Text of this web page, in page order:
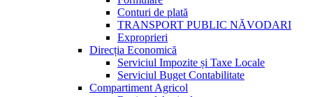
Conturi de plată
TRANSPORT PUBLIC NĂVODARI
Exproprieri
Direcția Economică
Serviciul Impozite și Taxe Locale
Serviciul Buget Contabilitate
Compartiment Agricol